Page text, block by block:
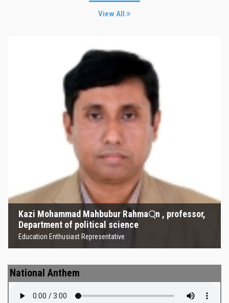
View All
Kazi Mohammad Mahbubur Rahma্‌n , professor,
Department of political science
Education Enthusiast Representative
Kazi Mohammad Mahbubur
Rahma্‌n , professor, Department
of political science
Education Enthusiast Representative
National Anthem